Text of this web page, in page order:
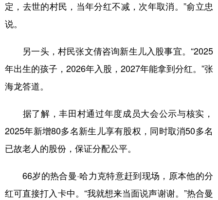
定，去世的村民，当年分红不减，次年取消。”俞立忠
说。
另一头，村民张文倩咨询新生儿入股事宜。“2025
年出生的孩子，2026年入股，2027年能拿到分红。”张
海龙答道。
据了解，丰田村通过年度成员大会公示与核实，
2025年新增80多名新生儿享有股权，同时取消50多名
已故老人的股份，保证分配公平。
66岁的热合曼·哈力克特意赶到现场，原本他的分
红可直接打入卡中。“我就想来当面说声谢谢。”热合曼